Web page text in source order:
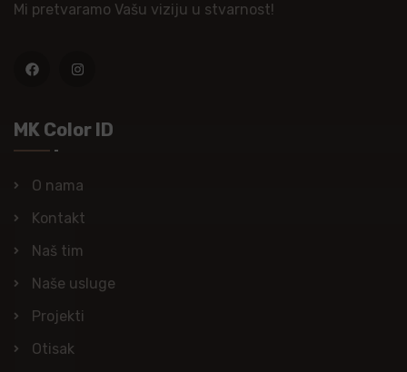
Mi pretvaramo Vašu viziju u stvarnost!
MK Color ID
O nama
Kontakt
Naš tim
Naše usluge
Projekti
Otisak